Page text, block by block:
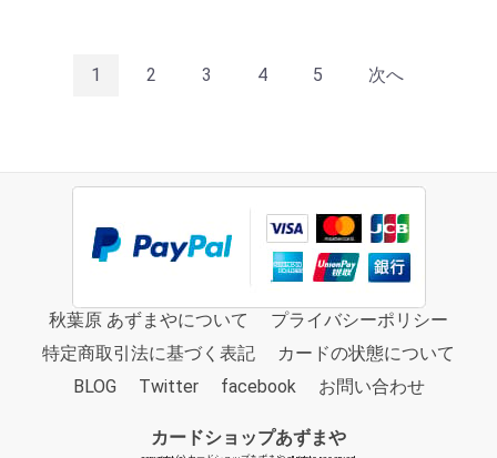
1 2 3 4 5 次へ
秋葉原 あずまやについて
プライバシーポリシー
特定商取引法に基づく表記
カードの状態について
BLOG
Twitter facebook お問い合わせ
カードショップあずまや